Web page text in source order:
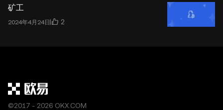
矿工
2024年4月24日 2
©2017 - 2026 OKX.COM